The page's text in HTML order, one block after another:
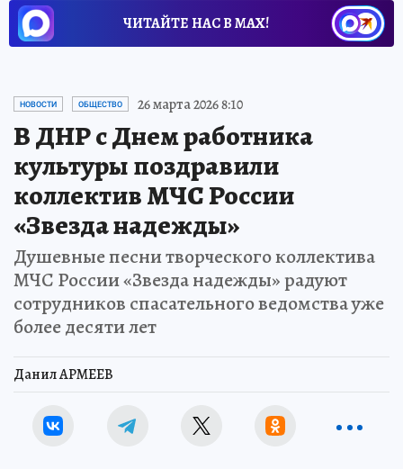
ЧИТАЙТЕ НАС В МАХ!
НОВОСТИ ОБЩЕСТВО 26 марта 2026 8:10
В ДНР с Днем работника
культуры поздравили
коллектив МЧС России
«Звезда надежды»
Душевные песни творческого коллектива
МЧС России «Звезда надежды» радуют
сотрудников спасательного ведомства уже
более десяти лет
Данил АРМЕЕВ